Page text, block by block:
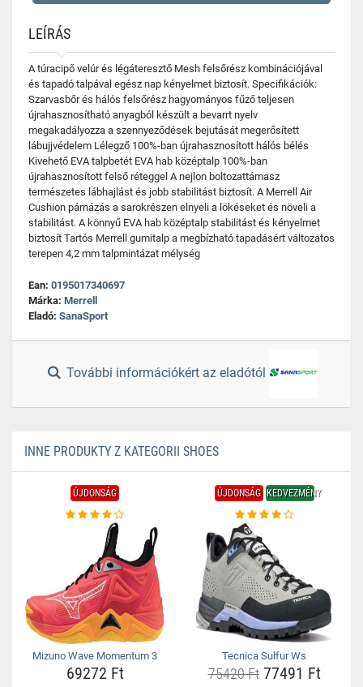
LEÍRÁS
A túracipő velúr és légáteresztő Mesh felsőrész kombinációjával
és tapadó talpával egész nap kényelmet biztosít. Specifikációk:
Szarvasbőr és hálós felsőrész hagyományos fűző teljesen
újrahasznosítható anyagból készült a bevarrt nyelv
megakadályozza a szennyeződések bejutását megerősített
lábujjvédelem Lélegző 100%-ban újrahasznosított hálós bélés
Kivehető EVA talpbetét EVA hab középtalp 100%-ban
újrahasznosított felső réteggel A nejlon boltozattámasz
természetes lábhajlást és jobb stabilitást biztosít. A Merrell Air
Cushion párnázás a sarokrészen elnyeli a lökéseket és növeli a
stabilitást. A könnyű EVA hab középtalp stabilitást és kényelmet
biztosít Tartós Merrell gumitalp a megbízható tapadásért változatos
terepen 4,2 mm talpmintázat mélység
Ean: 0195017340697
Márka: Merrell
Eladó: SanaSport
További információkért az eladótól
INNE PRODUKTY Z KATEGORII SHOES
ÚJDONSÁG
Mizuno Wave Momentum 3
69272 Ft
ÚJDONSÁG KEDVEZMÉNY
Tecnica Sulfur Ws
75420 Ft77491 Ft